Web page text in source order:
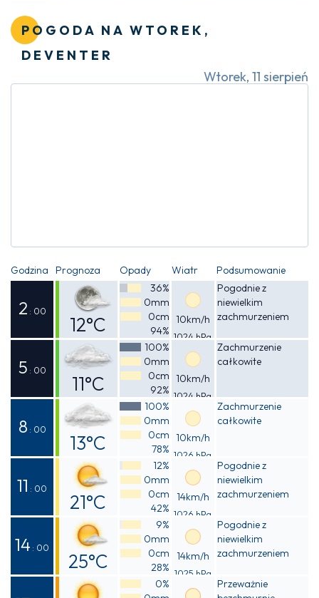
POGODA NA WTOREK,
DEVENTER
Wtorek, 11 sierpień
Godzina Prognoza Opady Wiatr Podsumowanie
2 : 00
12°C
Odczuwalna
12°C
36%
0mm
0cm
94%
10km/h
1024 hPa
Pogodnie z
niewielkim
zachmurzeniem
5 : 00
11°C
Odczuwalna
10°C
100%
0mm
0cm
92%
10km/h
1024 hPa
Zachmurzenie
całkowite
8 : 00
13°C
Odczuwalna
13°C
100%
0mm
0cm
78%
10km/h
1026 hPa
Zachmurzenie
całkowite
11 : 00
21°C
Odczuwalna
20°C
12%
0mm
0cm
42%
14km/h
1026 hPa
Pogodnie z
niewielkim
zachmurzeniem
14 : 00
25°C
Odczuwalna
9%
0mm
0cm
28%
14km/h
1025 hPa
Pogodnie z
niewielkim
zachmurzeniem
0%
Przeważnie